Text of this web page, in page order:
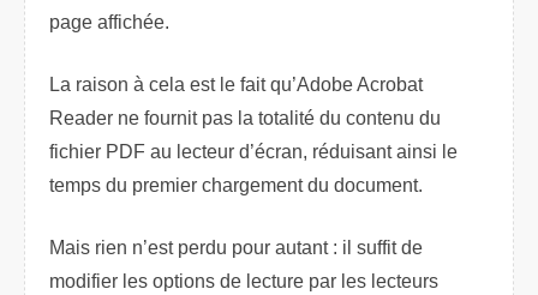
page affichée.
La raison à cela est le fait qu’Adobe Acrobat
Reader ne fournit pas la totalité du contenu du
fichier PDF au lecteur d’écran, réduisant ainsi le
temps du premier chargement du document.
Mais rien n’est perdu pour autant : il suffit de
modifier les options de lecture par les lecteurs